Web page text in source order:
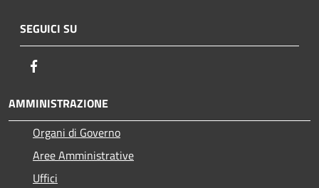
SEGUICI SU
AMMINISTRAZIONE
Organi di Governo
Aree Amministrative
Uffici